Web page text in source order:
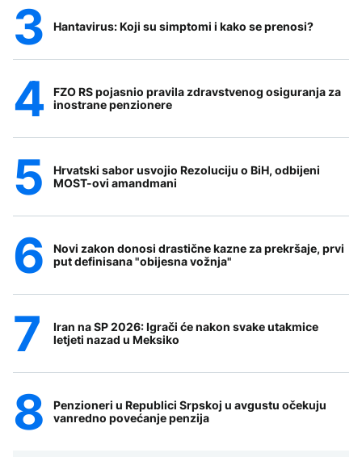
Hantavirus: Koji su simptomi i kako se prenosi?
FZO RS pojasnio pravila zdravstvenog osiguranja za
inostrane penzionere
Hrvatski sabor usvojio Rezoluciju o BiH, odbijeni
MOST-ovi amandmani
Novi zakon donosi drastične kazne za prekršaje, prvi
put definisana "obijesna vožnja"
Iran na SP 2026: Igrači će nakon svake utakmice
letjeti nazad u Meksiko
Penzioneri u Republici Srpskoj u avgustu očekuju
vanredno povećanje penzija